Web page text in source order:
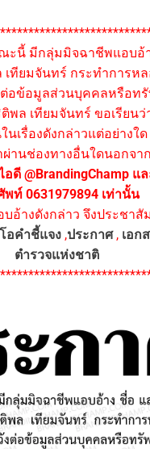
ะนี้ มีกลุ่มมิจฉาชีพแอบอ้
ทียมจันทร์ กระทำการห
ต่อข้อมูลส่วนบุคคลหรือท
พล เทียมจันทร์ ขอเรียน
นเรื่องดังกล่าวแต่อย่างใ
านช่องทางอื่นใดนอกจา
ดี @BrandingChamp แ
พท์ 0631979894 เท่านั้น
อ้างดังกล่าว จึงประชาสั
อคำชี้แจง ,ประกาศ, เอก
ตำรวจแห่งชาติ